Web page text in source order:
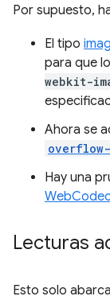
Por supuesto,
El tipo
para que
webkit-
Ahora se
Hay una
Lecturas
Esto solo